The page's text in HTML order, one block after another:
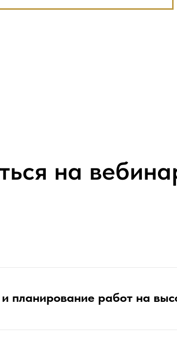
на
планирование работ на